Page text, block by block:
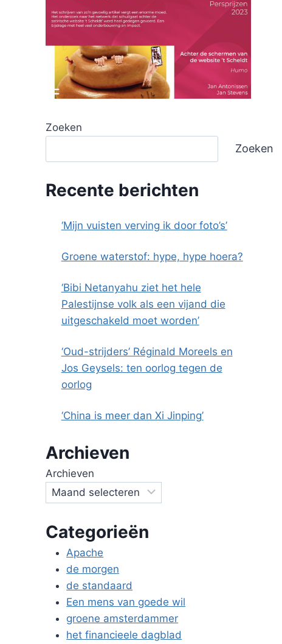
Zoeken
Zoeken
Recente berichten
‘Mijn vuisten verving ik door foto’s’
Groene waterstof: hype, hype hoera?
‘Bibi Netanyahu ziet het hele
Palestijnse volk als een vijand die
uitgeschakeld moet worden’
‘Oud-strijders’ Réginald Moreels en
Jos Geysels: ten oorlog tegen de
oorlog
‘China is meer dan Xi Jinping’
Archieven
Archieven
Categorieën
Apache
de morgen
de standaard
Een mens van goede wil
groene amsterdammer
het financieele dagblad